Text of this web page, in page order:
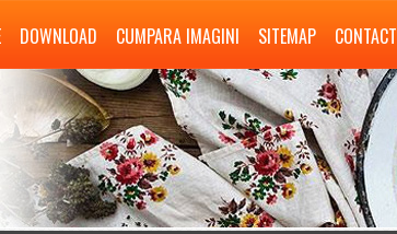
DOWNLOAD CUMPARA IMAGINI SITEMAP CONTACT